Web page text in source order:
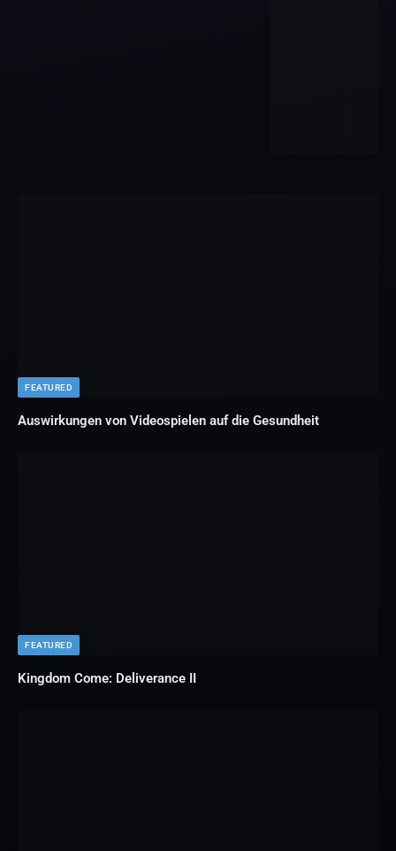
FEATURED
Auswirkungen von Videospielen auf die Gesundheit
FEATURED
Kingdom Come: Deliverance II